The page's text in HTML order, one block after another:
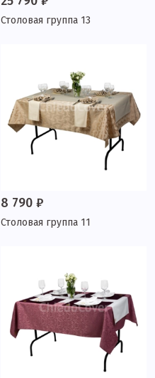
Столовая группа 13
8 790 ₽
Столовая группа 11